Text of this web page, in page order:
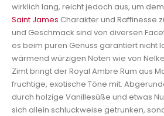
wirklich lang, reicht jedoch aus, um dem
Saint James Charakter und Raffinesse
und Geschmack sind von diversen
es beim puren Genuss garantiert nicht
wärmend würzigen Noten wie von
Zimt bringt der Royal Ambre Rum aus
fruchtige, exotische Töne mit.
durch holzige Vanillesüße und etwas
sich allein schluckweise getrunken,